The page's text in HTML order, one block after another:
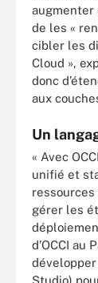
augmenter
de les «
cibler les
Cloud »,
donc
aux
Un
« Avec
unifié et
gérer les
d’OCCI au
Studio)